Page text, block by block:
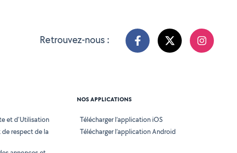
Retrouvez-nous :
et d'Utilisation
respect de la
NOS APPLICATIONS
Télécharger l’application iOS
Télécharger l’application Android